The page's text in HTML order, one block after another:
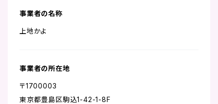
事業者の名称
上地かよ
事業者の所在地
〒1700003
東京都豊島区駒込1-42-1-8F